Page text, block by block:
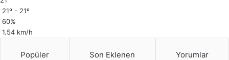
21º - 21º
60%
1.54 km/h
Popüler Son Eklenen Yorumlar